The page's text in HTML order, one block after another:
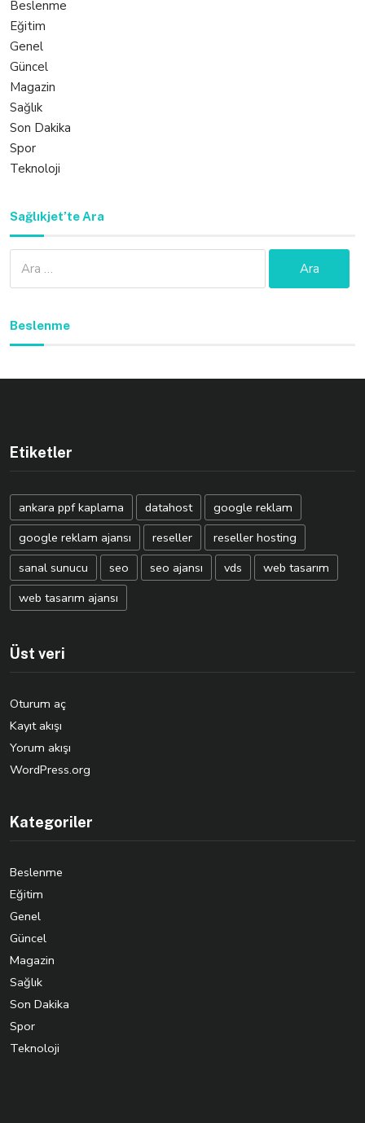
Beslenme
Eğitim
Genel
Güncel
Magazin
Sağlık
Son Dakika
Spor
Teknoloji
Sağlıkjet’te Ara
Beslenme
Etiketler
ankara ppf kaplama datahost
google reklam
google reklam ajansı
reseller
reseller hosting
sanal sunucu
seo seo ajansı vds
web tasarım
web tasarım ajansı
Üst veri
Oturum aç
Kayıt akışı
Yorum akışı
WordPress.org
Kategoriler
Beslenme
Eğitim
Genel
Güncel
Magazin
Sağlık
Son Dakika
Spor
Teknoloji